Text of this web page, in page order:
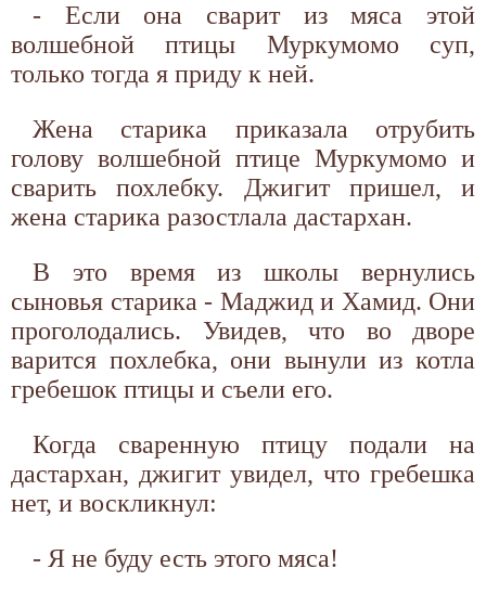
- Если она сварит из мяса этой
волшебной птицы Муркумомо суп,
только тогда я приду к ней.
Жена старика приказала отрубить
голову волшебной птице Муркумомо и
сварить похлебку. Джигит пришел, и
жена старика разостлала дастархан.
В это время из школы вернулись
сыновья старика - Маджид и Хамид. Они
проголодались. Увидев, что во дворе
варится похлебка, они вынули из котла
гребешок птицы и съели его.
Когда сваренную птицу подали на
дастархан, джигит увидел, что гребешка
нет, и воскликнул:
- Я не буду есть этого мяса!